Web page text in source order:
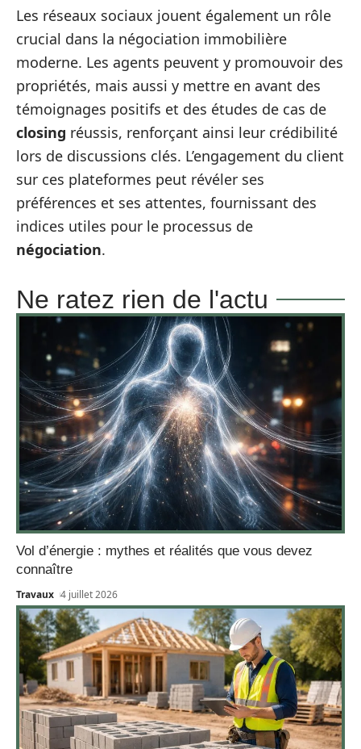
Les réseaux sociaux jouent également un rôle
crucial dans la négociation immobilière
moderne. Les agents peuvent y promouvoir des
propriétés, mais aussi y mettre en avant des
témoignages positifs et des études de cas de
closing réussis, renforçant ainsi leur crédibilité
lors de discussions clés. L’engagement du client
sur ces plateformes peut révéler ses
préférences et ses attentes, fournissant des
indices utiles pour le processus de
négociation.
Ne ratez rien de l'actu
Vol d’énergie : mythes et réalités que vous devez
connaître
Travaux 4 juillet 2026